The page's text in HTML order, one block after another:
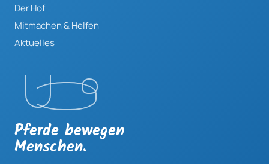
Der Hof
Mitmachen & Helfen
Aktuelles
Pferde bewegen
Menschen.